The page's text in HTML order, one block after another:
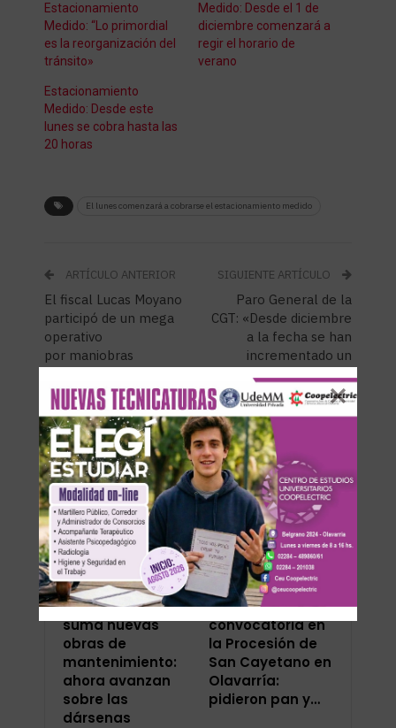
Estacionamiento
Medido: “Lo primordial
es la reorganización del
tránsito»
Medido: Desde el 1 de
diciembre comenzará a
regir el horario de
verano
Estacionamiento
Medido: Desde este
lunes se cobra hasta las
20 horas
El lunes comenzará a cobrarse el estacionamiento medido
ARTÍCULO ANTERIOR
El fiscal Lucas Moyano
participó de un mega
operativo
por maniobras
criptoactivos de
Argentina
SIGUIENTE ARTÍCULO
Paro General de la
CGT: «Desde diciembre
a la fecha se han
incrementado un
500% los despidos en
Olavarría»
Todas
Podría interesarte
Ciudad
La Terminal
suma nuevas
obras de
mantenimiento:
ahora avanzan
sobre las
dársenas
Ciudad
Gran
convocatoria en
la Procesión de
San Cayetano en
Olavarría:
pidieron pan y…